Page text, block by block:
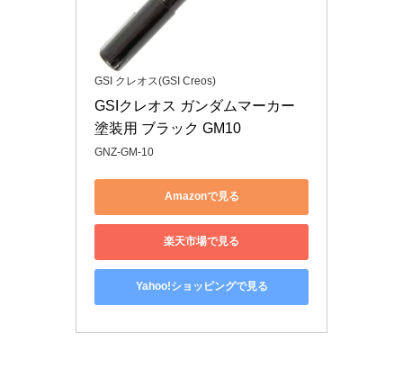
GSI クレオス(GSI Creos)
GSIクレオス ガンダムマーカー
塗装用 ブラック GM10
GNZ-GM-10
Amazonで見る
楽天市場で見る
Yahoo!ショッピングで見る